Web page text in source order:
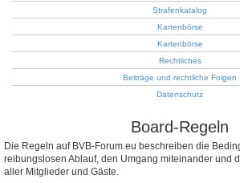
Strafenkatalog
Kartenbörse
Kartenbörse
Rechtliches
Beiträge und rechtliche Folgen
Datenschutz
Board-Regeln
Die Regeln auf BVB-Forum.eu beschreiben die
reibungslosen Ablauf, den Umgang miteinander und
aller Mitglieder und Gäste.